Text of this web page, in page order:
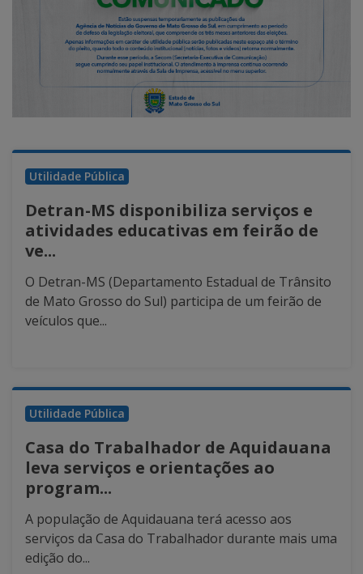
Utilidade Pública
Detran-MS disponibiliza serviços e
atividades educativas em feirão de
ve...
O Detran-MS (Departamento Estadual de Trânsito
de Mato Grosso do Sul) participa de um feirão de
veículos que...
Utilidade Pública
Casa do Trabalhador de Aquidauana
leva serviços e orientações ao
program...
A população de Aquidauana terá acesso aos
serviços da Casa do Trabalhador durante mais uma
edição do...